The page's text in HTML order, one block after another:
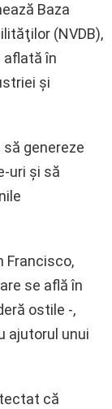
Baza
(NVDB),
în
şi
genereze
uri şi să
Francisco,
se află în
ostile -,
ajutorul unui
că